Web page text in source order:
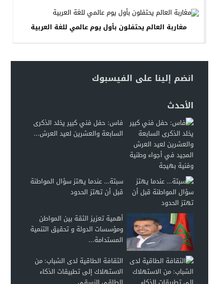
مغاربة العالم يحتفلون بأول يوم عالمي للغة العربية
انضم إلينا على الفيسبوك
الأحدث
فاس: حفل فني كبير يخلد الذكرى
السابعة والعشرين لعيد العرش...
سبتة… عندما يهتز سؤال المواطنة
قبل أن تهتز الحدود
أهمية تعزيز الثقة بين المواطن
ومؤسسات الدولة و تحقيق التنمية
المستدامة...
الثقافة الطاقية لدى الشباب: من
الاستهلاك إلى تطبيقات الذكاء